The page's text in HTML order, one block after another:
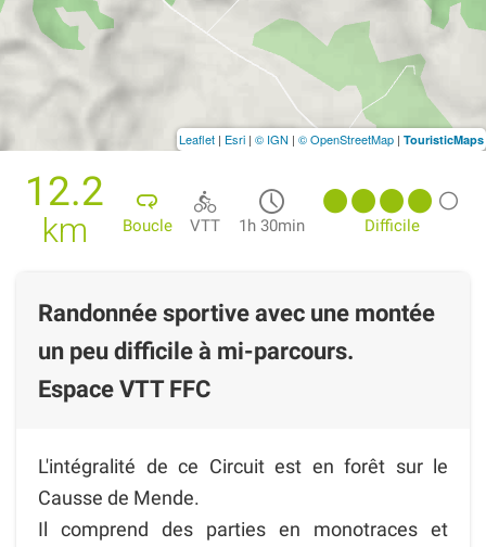
12.2
km Boucle VTT 1h 30min Difficile
Randonnée sportive avec une montée
un peu difficile à mi-parcours.
Espace VTT FFC
L'intégralité de ce Circuit est en forêt sur le
Causse de Mende.
Il comprend des parties en monotraces et
Leaflet | Esri | © IGN | © OpenStreetMap | TouristicMaps